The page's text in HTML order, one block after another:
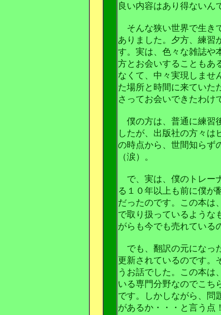
良い内容はあり得ないん
そんな狭い世界で生き
ありました。夕方、練習
す。実は、色々な雑誌や
方とお会いすることもあ
なくて、中々実現しませ
た場所と時間に来ていた
さってお会いできたわけ
僕の方は、普通に練習
したが、出版社の方々は
の時点から、世間知らず
（涙）。
で、実は、僕のトレー
る１０年以上も前に僕が
だったのです。この本は
で取り扱っているような
がらも今でも売れている
でも、翻訳の元になっ
更新されているのです。
うお話でした。この本は
いる専門分野なのでこち
です。しかしながら、問
があるか・・・と言う点